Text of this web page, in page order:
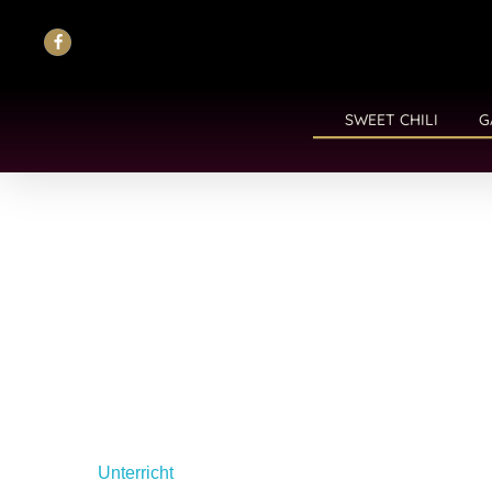
SWEET CHILI
Unterricht